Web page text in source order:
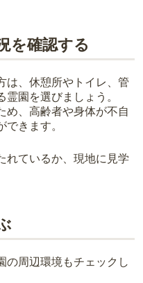
を確認する
は、休憩所やトイレ、管
園を選びましょう。
め、高齢者や身体が不自
きます。
れているか、現地に見学
の周辺環境もチェックし